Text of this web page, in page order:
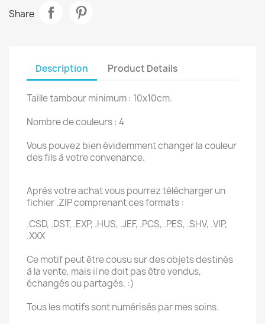
Share
Description Product Details
Taille tambour minimum : 10x10cm.
Nombre de couleurs : 4
Vous pouvez bien évidemment changer la couleur
des fils à votre convenance.
Après votre achat vous pourrez télécharger un
fichier .ZIP comprenant ces formats :
.CSD, .DST, .EXP, .HUS, .JEF, .PCS, .PES, .SHV, .VIP,
.XXX
Ce motif peut être cousu sur des objets destinés
à la vente, mais il ne doit pas être vendus,
échangés ou partagés. :)
Tous les motifs sont numérisés par mes soins.